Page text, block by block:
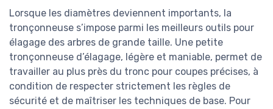
Lorsque les diamètres deviennent importants, la
tronçonneuse s’impose parmi les meilleurs outils pour
élagage des arbres de grande taille. Une petite
tronçonneuse d’élagage, légère et maniable, permet de
travailler au plus près du tronc pour coupes précises, à
condition de respecter strictement les règles de
sécurité et de maîtriser les techniques de base. Pour